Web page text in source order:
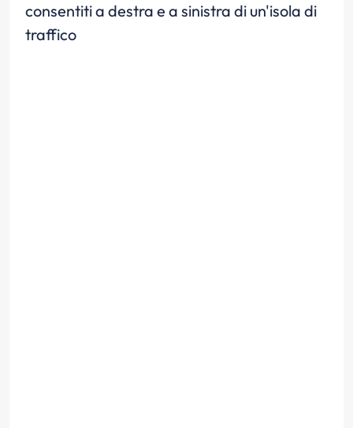
consentiti a destra e a sinistra di un'isola di
traffico